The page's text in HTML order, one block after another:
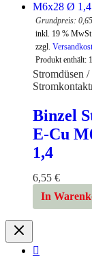
0,65
inkl. 19 % MwSt.
zzgl.
Produkt enthält:
Stromdüsen /
Binzel
E-Cu
1,4
6,55 €
In